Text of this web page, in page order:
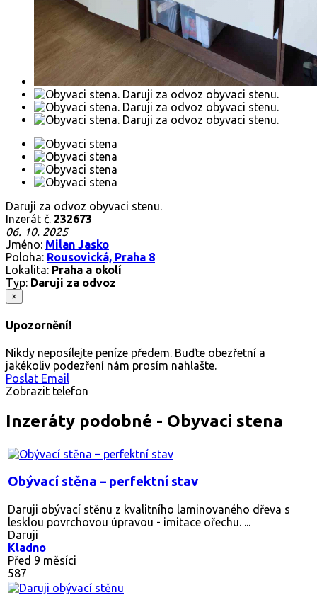
Daruji za odvoz obyvaci stenu.
Inzerát č. 232673
06. 10. 2025
Jméno: Milan Jasko
Poloha: Rousovická, Praha 8
Lokalita: Praha a okolí
Typ: Daruji za odvoz
×
Upozornění!
Nikdy neposílejte peníze předem. Buďte obezřetní a
jakékoliv podezření nám prosím nahlašte.
Poslat Email
Zobrazit telefon
Inzeráty podobné - Obyvaci stena
Obývací stěna – perfektní stav
Daruji obývací stěnu z kvalitního laminovaného dřeva s
lesklou povrchovou úpravou - imitace ořechu. ...
Daruji
Kladno
Před 9 měsíci
587